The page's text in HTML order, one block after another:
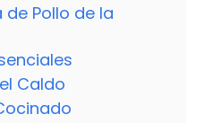
de Pollo de la
Caldo